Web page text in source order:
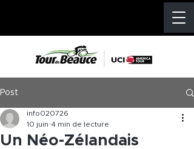
Post
Un Néo-Zélandais
info020726
10 juin 4 min de lecture